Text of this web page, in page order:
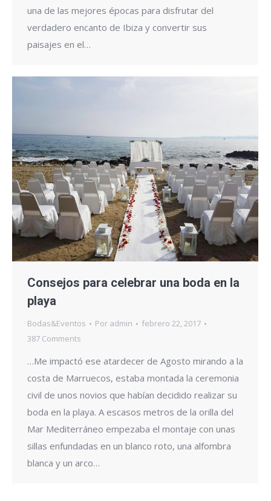
una de las mejores épocas para disfrutar del
verdadero encanto de Ibiza y convertir sus
paisajes en el…
Consejos para celebrar una boda en la
playa
Bodas&Eventos Por admin
febrero 22, 2017
387 Comments
…Me impactó ese atardecer de Agosto mirando a la
costa de Marruecos, estaba montada la ceremonia
civil de unos novios que habían decidido realizar su
boda en la playa. A escasos metros de la orilla del
Mar Mediterráneo empezaba el montaje con unas
sillas enfundadas en un blanco roto, una alfombra
blanca y un arco…